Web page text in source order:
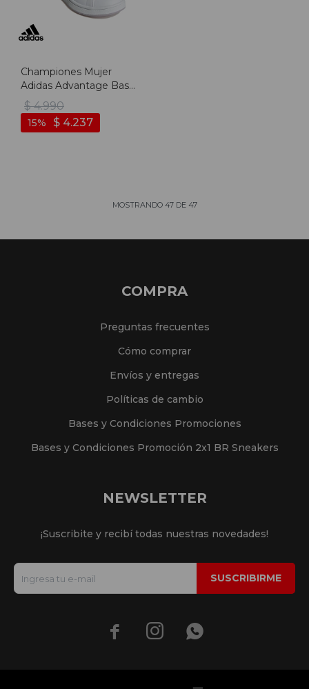
Championes Mujer
Adidas Advantage Base
- Blanco
$ 4.990
$ 4.237
15
MOSTRANDO 47DE 47
COMPRA
Preguntas frecuentes
Cómo comprar
Envíos y entregas
Políticas de cambio
Bases y Condiciones Promociones
Bases y Condiciones Promoción 2x1 BR Sneakers
NEWSLETTER
¡Suscribite y recibí todas nuestras novedades!
SUSCRIBIRME
  